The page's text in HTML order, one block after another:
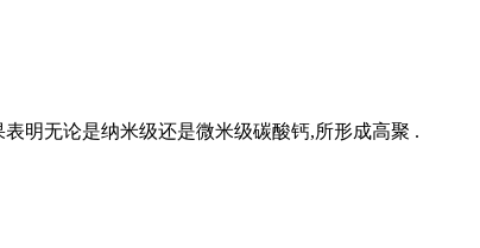
明无论是纳米级还是微米级碳酸钙,所形成高聚 .